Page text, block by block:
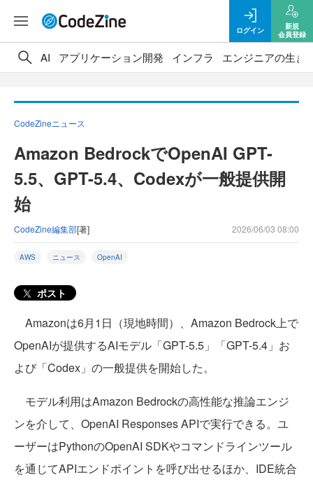
ログイン
新規
会員登録
AI アプリケーション開発 インフラ エンジニアの生き
CodeZineニュース
Amazon BedrockでOpenAI GPT-
5.5、GPT-5.4、Codexが一般提供開
始
CodeZine編集部[著] 2026/06/03 08:00
AWS ニュース OpenAI
ポスト
Amazonは6月1日（現地時間）、Amazon Bedrock上で
OpenAIが提供するAIモデル「GPT-5.5」「GPT-5.4」お
よび「Codex」の一般提供を開始した。
モデル利用はAmazon Bedrockの高性能な推論エンジ
ンを介して、OpenAI Responses APIで実行できる。ユ
ーザーはPythonのOpenAI SDKやコマンドラインツール
を通じてAPIエンドポイントを呼び出せるほか、IDE統合